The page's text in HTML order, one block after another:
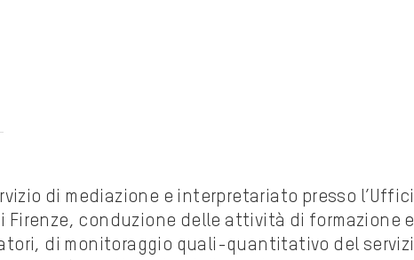
di mediazione e interpretariato presso
Firenze, conduzione delle attività di formazione e
di monitoraggio quali-quantitativo del